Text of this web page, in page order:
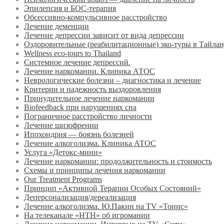
Эпилепсия и БОС-терапия
Обсессивно-компульсивное расстройство
Лечение деменции
Лечение депрессии зависит от вида депрессии
Оздоровительные (реабилитационные) эко-туры в
Wellness eco-tours to Thailand
Системное лечение депрессий.
Лечение наркомании. Клиника АТОС
Неврологические болезни – диагностика и лечение
Критерии и надежность выздоровления
Принудительное лечение наркомании
Biofeedback при нарушениях сна
Пограничное расстройство личности
Лечение шизофрении
Ипохондрия — боязнь болезней
Лечение алкоголизма. Клиника АТОС
Услуга «Детокс-мини»
Лечение наркомании: продолжительность и стоимость
Схемы и принципы лечения наркомании
Our Treatment Programs
Принцип «Активной Терапии Особых Состояний»
Деперсонализация/дереализация
Лечение алкоголизма. Ю.Пакин на TV «Тонис»
На телеканале «НТН» об игромании